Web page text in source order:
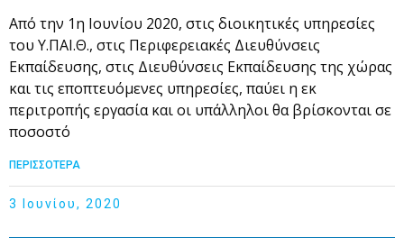
Από την 1η Ιουνίου 2020, στις διοικητικές υπηρεσίες
του Υ.ΠΑΙ.Θ., στις Περιφερειακές Διευθύνσεις
Εκπαίδευσης, στις Διευθύνσεις Εκπαίδευσης της χώρας
και τις εποπτευόμενες υπηρεσίες, παύει η εκ
περιτροπής εργασία και οι υπάλληλοι θα βρίσκονται σε
ποσοστό
ΠΕΡΙΣΣΟΤΕΡΑ
3 Ιουνίου, 2020